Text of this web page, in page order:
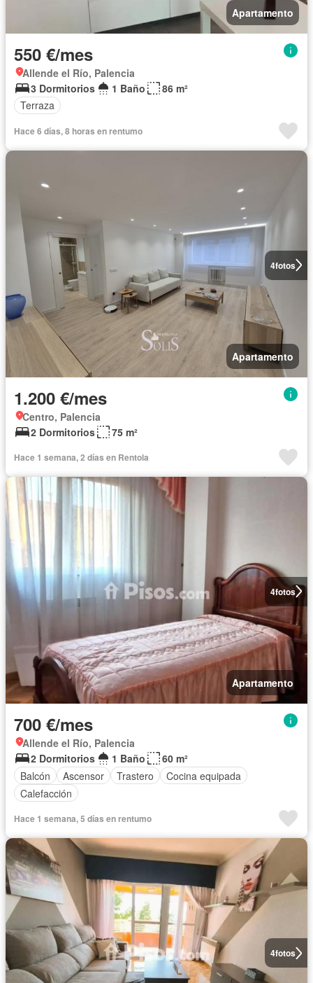
Apartamento
550 €/mes
Allende el Río, Palencia
3 Dormitorios
1 Baño
86 m²
Terraza
Hace 6 días, 8 horas en rentumo
4fotos
Apartamento
1.200 €/mes
Centro, Palencia
2 Dormitorios
75 m²
Hace 1 semana, 2 días en Rentola
4fotos
Apartamento
700 €/mes
Allende el Río, Palencia
2 Dormitorios
1 Baño
60 m²
Balcón
Ascensor Trastero
Cocina equipada
Calefacción
Hace 1 semana, 5 días en rentumo
4fotos